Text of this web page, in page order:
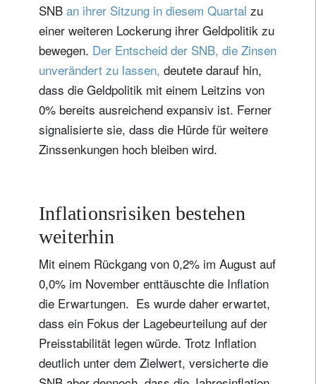
SNB an ihrer Sitzung in diesem Quartal zu
einer weiteren Lockerung ihrer Geldpolitik zu
bewegen. Der Entscheid der SNB, die Zinsen
unverändert zu lassen, deutete darauf hin,
dass die Geldpolitik mit einem Leitzins von
0% bereits ausreichend expansiv ist. Ferner
signalisierte sie, dass die Hürde für weitere
Zinssenkungen hoch bleiben wird.
Inflationsrisiken bestehen
weiterhin
Mit einem Rückgang von 0,2% im August auf
0,0% im November enttäuschte die Inflation
die Erwartungen. Es wurde daher erwartet,
dass ein Fokus der Lagebeurteilung auf der
Preisstabilität legen würde. Trotz Inflation
deutlich unter dem Zielwert, versicherte die